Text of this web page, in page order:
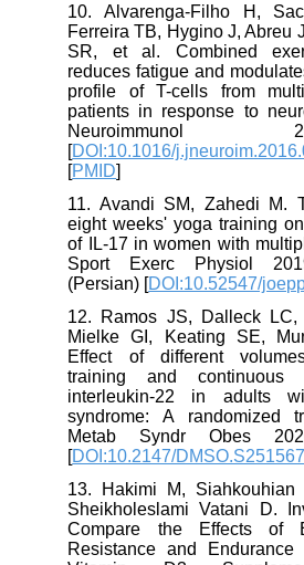
10. Alvarenga-Filho H,
Ferreira TB, Hygino J,
SR, et al. Combined
reduces fatigue and
profile of T-cells from
patients in response to
Neuroimmunol
[DOI:10.1016/
[PMID
11. Avandi SM, Zahedi M.
eight weeks' yoga training
of IL-17 in women with
Sport Exerc Physiol
(Persian) [DOI:10.52547/
12. Ramos JS, Dalleck
Mielke GI, Keating SE,
Effect of different
training and
interleukin-22 in adults
syndrome: A randomized
Metab Syndr Obes
[DOI:10.2147/
13. Hakimi M,
Sheikholeslami Vatani D.
Compare the Effects of
Resistance and